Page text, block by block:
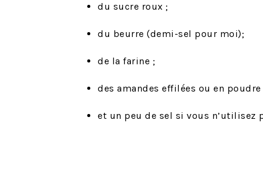
du sucre roux ;
du beurre (demi-sel pour moi);
de la farine ;
des amandes effilées ou en poudre
et un peu de sel si vous n’utilisez